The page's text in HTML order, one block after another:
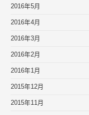
2016年5月
2016年4月
2016年3月
2016年2月
2016年1月
2015年12月
2015年11月